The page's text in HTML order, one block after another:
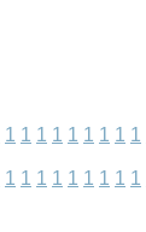
1 1 1 1 1 1 1 1 1
1 1 1 1 1 1 1 1 1